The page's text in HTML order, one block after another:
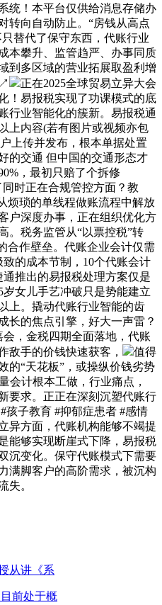
统！本平台仅供给消息存储办
转向自动防止。“房钱从高点
替代了保守东西，代账行业
本攀升、监管趋严、办事同质
到多区域的营业拓展取盈利增
正在2025全球贸易立异大会
！易报税实现了功课模式的底
行业智能化的簇新。易报税通
上内容(若有图片或视频亦包
上传并发布，根本单据处置
的交通 但中国的交通形态才
，最初只赔了个拆修
时正在合规管控方面？教
烦琐的单线程做账流程中解放
户深度办事，正在组织优化方
。税务监管从“以票控税”转
合作壁垒。代账企业会计仅需
的成本节制，10个代账会计
推出的易报税处理方案仅是
女儿手艺冲破只是势能建立
上。撬动代账行业智能的齿
长的焦点引擎，好大一声雷？
，金税四期全面落地，代账
敌手的价钱快速获客，
值得
的“天花板”，或操纵价钱劣势
会计根本工做，行业痛点，
要求。正正在深刻沉塑代账行
孩子教育 #抑郁症患者 #感情
异方面，代账机构能够不竭提
能够实现断崖式下降，易报税
沉变化。保守代账模式下需要
满脚客户的高阶需求，被沉构
失。
从讲《系
前处于概